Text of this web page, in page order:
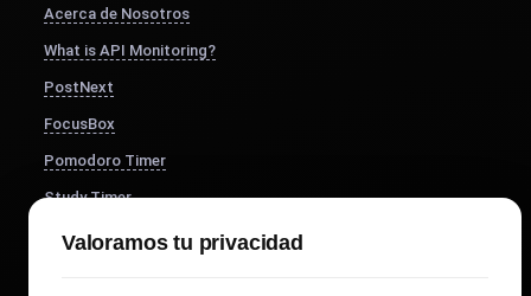
Acerca de Nosotros
What is API Monitoring?
PostNext
FocusBox
Pomodoro Timer
Study Timer
DesignerBox
Valoramos tu privacidad